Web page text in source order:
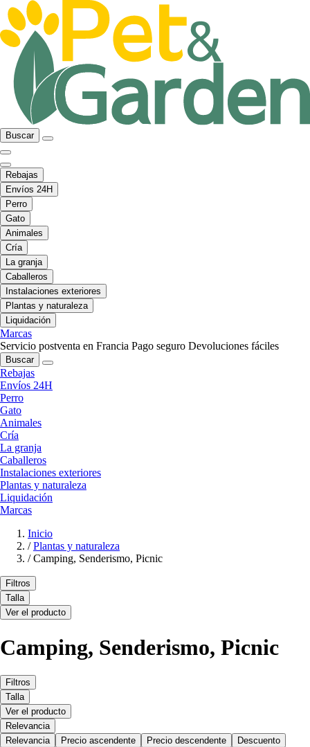
Buscar
Rebajas
Envíos 24H
Perro
Gato
Animales
Cría
La granja
Caballeros
Instalaciones exteriores
Plantas y naturaleza
Liquidación
Marcas
Servicio postventa en Francia Pago seguro Devoluciones fáciles
Buscar
Rebajas
Envíos 24H
Perro
Gato
Animales
Cría
La granja
Caballeros
Instalaciones exteriores
Plantas y naturaleza
Liquidación
Marcas
Inicio
/ Plantas y naturaleza
/ Camping, Senderismo, Picnic
Filtros
Talla
Ver el producto
Camping, Senderismo, Picnic
Filtros
Talla
Ver el producto
Relevancia
Relevancia
Precio ascendente Precio descendente Descuento